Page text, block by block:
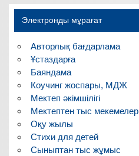
Электронды мұрағат
Авторлық бағдарлама
Ұстаздарға
Баяндама
Коучинг жоспары, МДЖ
Мектеп әкімшілігі
Мектептен тыс мекемелер
Оқу жылы
Стихи для детей
Сыныптан тыс жұмыс